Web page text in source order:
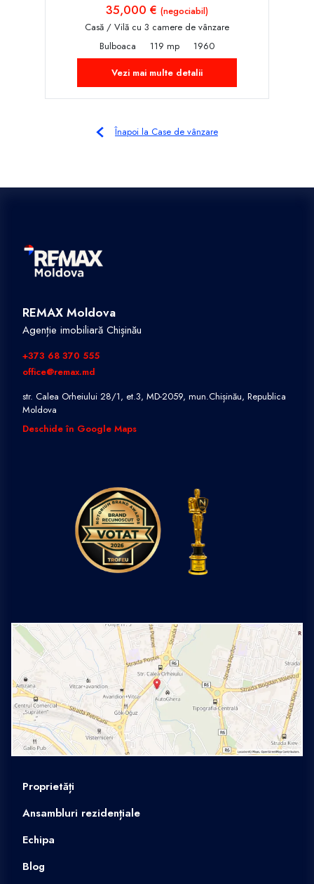
35,000 € (negociabil)
Casă / Vilă cu 3 camere de vânzare
Bulboaca
119 mp
1960
Vezi mai multe detalii
Înapoi la Case de vânzare
REMAX Moldova
Agenție imobiliară Chișinău
+373 68 370 555
office@remax.md
str. Calea Orheiului 28/1, et.3, MD-2059, mun.Chișinău, Republica
Moldova
Deschide în Google Maps
Proprietăți
Ansambluri rezidențiale
Echipa
Blog